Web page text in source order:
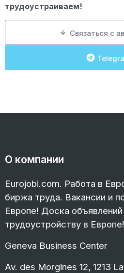
трудоустраиваем!
Связаться с
О компании
Eurojobi.com. Работа в
биржа труда. Вакансии и
Европе! Доска объявлений
трудоустройству в Европе!
Geneva Business Center
Av. des Morgines 12, 1213